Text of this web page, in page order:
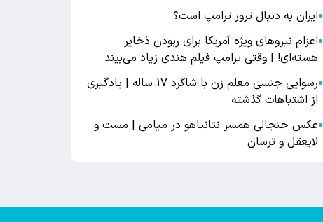
●ایران به دنبال ترور ترامپ است؟
●اعزام نیروهای ویژه آمریکا برای ربودن ذخایر
هسته‌ای! | وقتی ترامپ فیلم هندی زیاد می‌بیند
●
رسوایی جنسی معلم زن با شاگرد ۱۷ ساله | یادگیری
از اشتباهات گذشته
●عکس جنجالی همسر نتانیاهو در میامی | مست و
لایعقل و ترسان